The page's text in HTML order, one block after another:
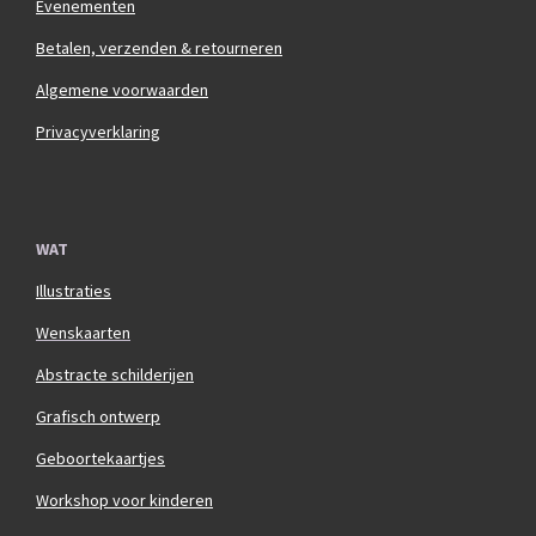
Evenementen
Betalen, verzenden & retourneren
Algemene voorwaarden
Privacyverklaring
WAT
Illustraties
Wenskaarten
Abstracte schilderijen
Grafisch ontwerp
Geboortekaartjes
Workshop voor kinderen